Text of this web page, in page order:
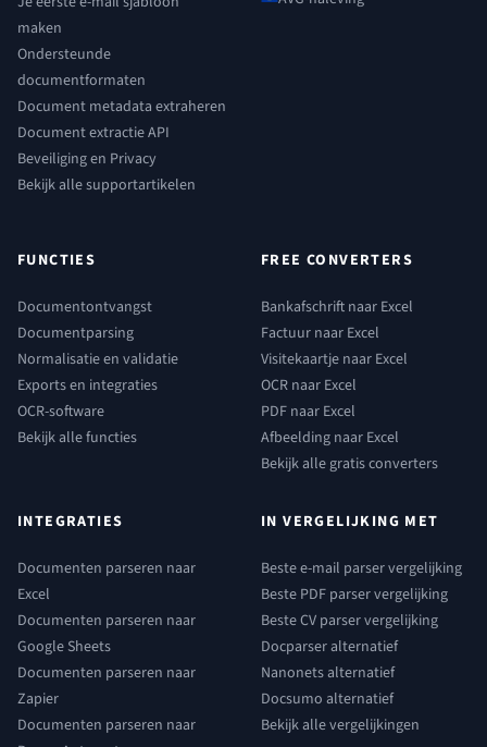
maken
Ondersteunde
documentformaten
Document metadata extraheren
Document extractie API
Beveiliging en Privacy
Bekijk alle supportartikelen
FUNCTIES
Documentontvangst
Documentparsing
Normalisatie en validatie
Exports en integraties
OCR-software
Bekijk alle functies
FREE CONVERTERS
Bankafschrift naar Excel
Factuur naar Excel
Visitekaartje naar Excel
OCR naar Excel
PDF naar Excel
Afbeelding naar Excel
Bekijk alle gratis converters
INTEGRATIES
Documenten parseren naar
Excel
Documenten parseren naar
Google Sheets
Documenten parseren naar
Zapier
Documenten parseren naar
IN VERGELIJKING MET
Beste e-mail parser vergelijking
Beste PDF parser vergelijking
Beste CV parser vergelijking
Docparser alternatief
Nanonets alternatief
Docsumo alternatief
Bekijk alle vergelijkingen